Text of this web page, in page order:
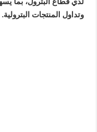
وتداول المنتجات البترولية.